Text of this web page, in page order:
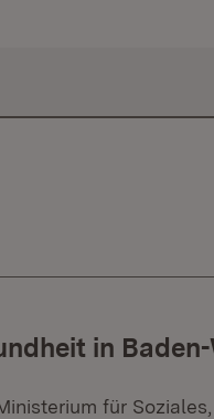
in
für